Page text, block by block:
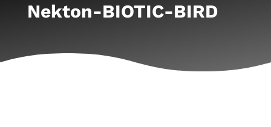
Nekton-BIOTIC-BIRD